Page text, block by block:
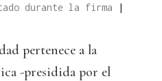
durante la firma
|
pertenece a la
-presidida por el